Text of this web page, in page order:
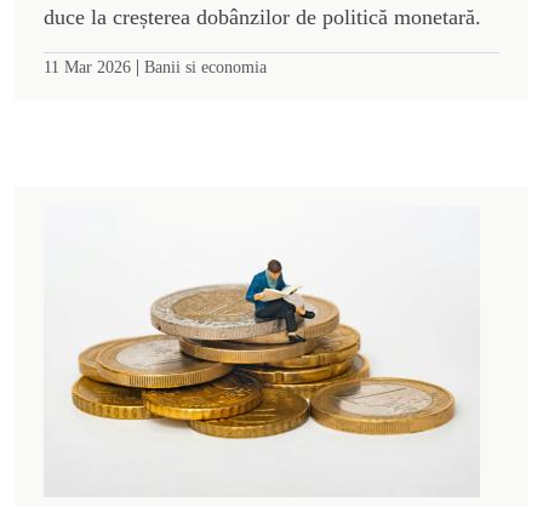
duce la creșterea dobânzilor de politică monetară.
11 Mar 2026 | Banii si economia